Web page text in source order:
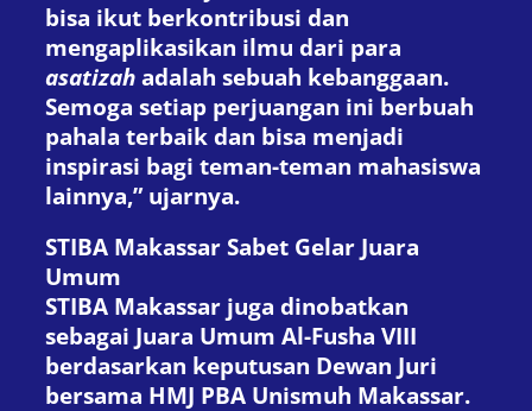
bisa ikut berkontribusi dan
mengaplikasikan ilmu dari para
asatizah adalah sebuah kebanggaan.
Semoga setiap perjuangan ini berbuah
pahala terbaik dan bisa menjadi
inspirasi bagi teman-teman mahasiswa
lainnya,” ujarnya.
STIBA Makassar Sabet Gelar Juara
Umum
STIBA Makassar juga dinobatkan
sebagai Juara Umum Al-Fusha VIII
berdasarkan keputusan Dewan Juri
bersama HMJ PBA Unismuh Makassar.